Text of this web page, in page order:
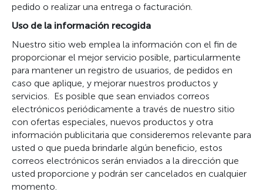
pedido o realizar una entrega o facturación.
Uso de la información recogida
Nuestro sitio web emplea la información con el fin de
proporcionar el mejor servicio posible, particularmente
para mantener un registro de usuarios, de pedidos en
caso que aplique, y mejorar nuestros productos y
servicios. Es posible que sean enviados correos
electrónicos periódicamente a través de nuestro sitio
con ofertas especiales, nuevos productos y otra
información publicitaria que consideremos relevante para
usted o que pueda brindarle algún beneficio, estos
correos electrónicos serán enviados a la dirección que
usted proporcione y podrán ser cancelados en cualquier
momento.